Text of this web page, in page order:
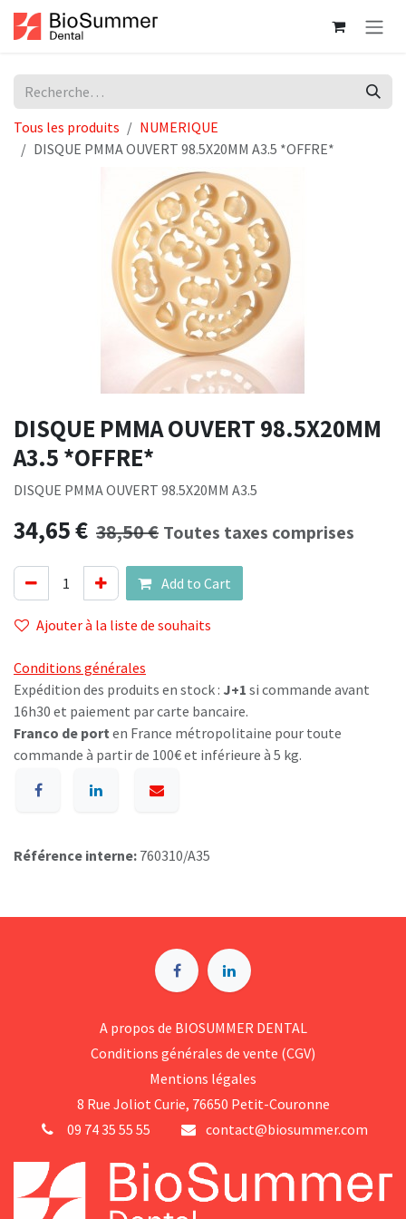
Se rendre au contenu
Tous les produits
NUMERIQUE
DISQUE PMMA OUVERT 98.5X20MM A3.5 *OFFRE*
DISQUE PMMA OUVERT 98.5X20MM
A3.5 *OFFRE*
DISQUE PMMA OUVERT 98.5X20MM A3.5
34,65€ 38,50€ Toutes taxes comprises
Add to Cart
Ajouter à la liste de souhaits
Conditions générales
Expédition des produits en stock : J+1 si commande avant
16h30 et paiement par carte bancaire.
Franco de port en France métropolitaine pour toute
commande à partir de 100€ et inférieure à 5 kg.
Référence interne: 760310/A35
A p​ropos de BIOSUMMER DENTAL
Conditions générales d​e vente (CGV)
Mentions légales
8 Rue Jol​iot Curie, 76650 Petit-Couronne
09 74 35 55 55
contact@biosummer.com